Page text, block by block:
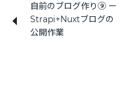
自前のブログ作り⑨ ー
Strapi+Nuxtブログの
公開作業